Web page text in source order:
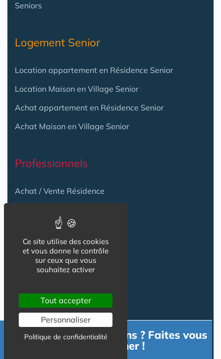
Seniors
Logement Senior
Location appartement en Résidence Senior
Location Maison en Village Senior
Achat appartement en Résidence Senior
Achat Maison en Village Senior
Professionnels
Achat / Vente Résidence
Création Résidence
Produits / Fournisseurs
Réglementation
Formation
Besoin d'informations ? Faites vous
accompagner !
Ce site utilise des cookies
et vous donne le contrôle
sur ceux que vous
souhaitez activer
Tout accepter
Personnaliser
Politique de confidentialité